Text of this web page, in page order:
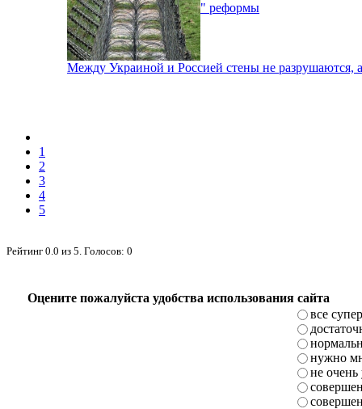
Верховна Рада "убивает" реформы
Между Украиной и Россией стены не разрушаются, а
1
2
3
4
5
Рейтинг 0.0 из 5 . Голосов: 0
Оцените пожалуйста удобства использования сайта
все супер
нужно
не очень